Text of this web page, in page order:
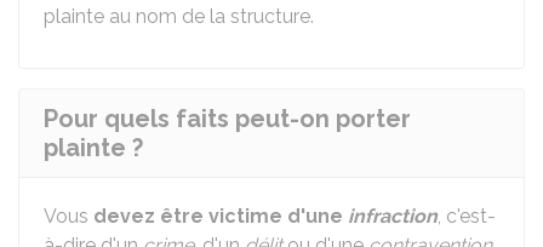
plainte au nom de la structure.
Pour quels faits peut-on porter
plainte ?
Vous devez être victime d'une infraction, c'est-